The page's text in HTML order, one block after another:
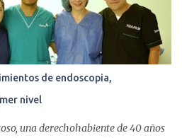
de endoscopia,
nivel
una derechohabiente de 40 años